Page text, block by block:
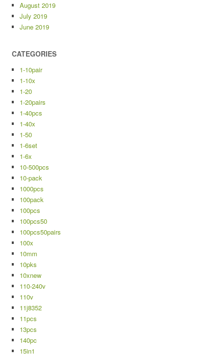
August 2019
July 2019
June 2019
CATEGORIES
1-10pair
1-10x
1-20
1-20pairs
1-40pcs
1-40x
1-50
1-6set
1-6x
10-500pcs
10-pack
1000pcs
100pack
100pcs
100pcs50
100pcs50pairs
100x
10mm
10pks
10xnew
110-240v
110v
11j8352
11pcs
13pcs
140pc
15in1